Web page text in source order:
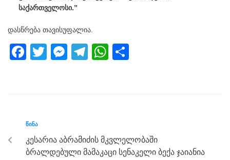
საქართველოსი.”
დასწრება თავისუფალია.
F
b
o
o
T
M
g
er
T
m
W
p
p
ᲬᲘᲜᲐ
კესარია აბრამიძის მკვლელობაში
ბრალდებული მამაკაცი სენაკელი ბექა ჯაიანია